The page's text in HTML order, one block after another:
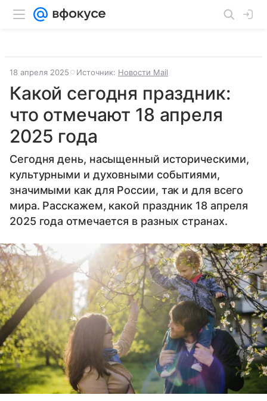
18 апреля 2025 Источник: Новости Mail
Какой сегодня праздник:
что отмечают 18 апреля
2025 года
Сегодня день, насыщенный историческими,
культурными и духовными событиями,
значимыми как для России, так и для всего
мира. Расскажем, какой праздник 18 апреля
2025 года отмечается в разных странах.